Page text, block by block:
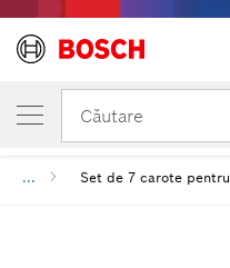
Căutare
... Set de 7 carote
VARIANTA SELECTATĂ DE DVS.
Set de carote, 7